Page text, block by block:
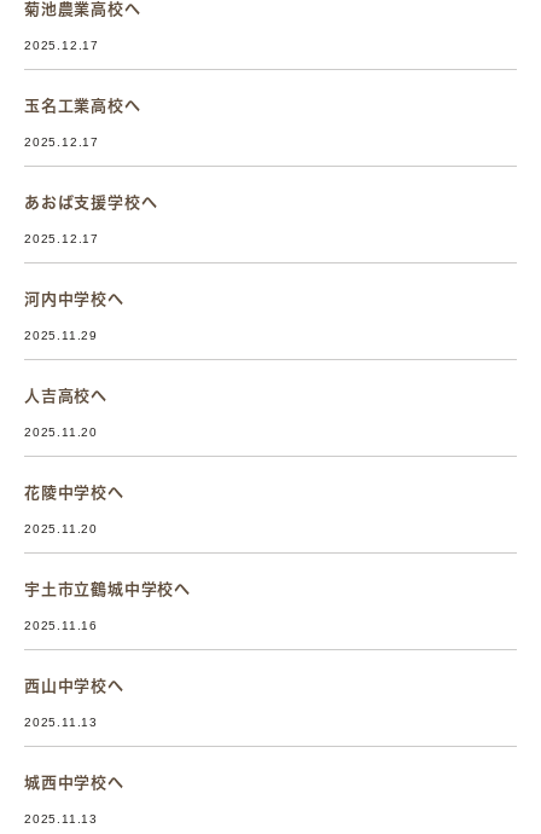
菊池農業高校へ
2025.12.17
玉名工業高校へ
2025.12.17
あおば支援学校へ
2025.12.17
河内中学校へ
2025.11.29
人吉高校へ
2025.11.20
花陵中学校へ
2025.11.20
宇土市立鶴城中学校へ
2025.11.16
西山中学校へ
2025.11.13
城西中学校へ
2025.11.13